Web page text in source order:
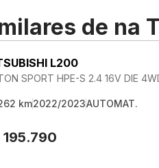
de na
L200
km2022/2023AUTOMAT.
195.790